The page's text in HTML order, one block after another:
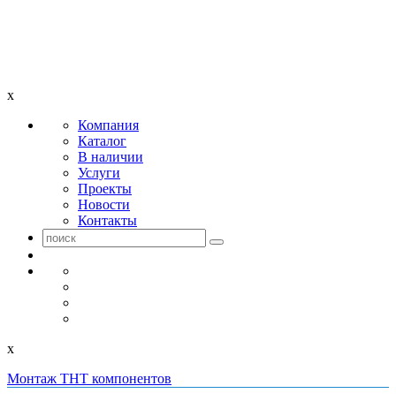
x
Компания
Каталог
В наличии
Услуги
Проекты
Новости
Контакты
x
Монтаж THT компонентов